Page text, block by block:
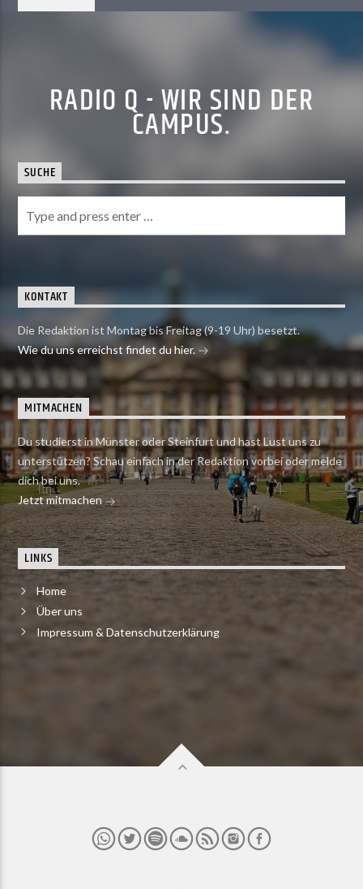
RADIO Q - WIR SIND DER
CAMPUS.
SUCHE
KONTAKT
Die Redaktion ist Montag bis Freitag (9-19 Uhr) besetzt.
Wie du uns erreichst findet du hier.
MITMACHEN
Du studierst in Münster oder Steinfurt und hast Lust uns zu
unterstützen? Schau einfach in der Redaktion vorbei oder melde
dich bei uns.
Jetzt mitmachen
LINKS
Home
Über uns
Impressum & Datenschutzerklärung